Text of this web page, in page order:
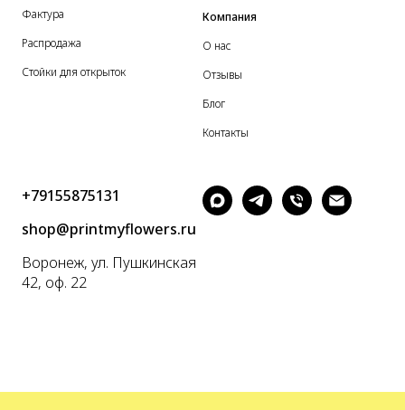
Фактура
Распродажа
Стойки для открыток
Компания
О нас
Отзывы
Блог
Контакты
+79155875131
shop@printmyflowers.ru
Воронеж, ул. Пушкинская
42, оф. 22